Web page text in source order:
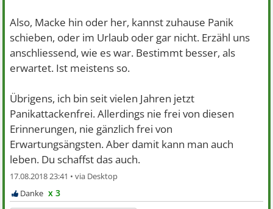
Also, Macke hin oder her, kannst zuhause Panik
schieben, oder im Urlaub oder gar nicht. Erzähl uns
anschliessend, wie es war. Bestimmt besser, als
erwartet. Ist meistens so.
Übrigens, ich bin seit vielen Jahren jetzt
Panikattackenfrei. Allerdings nie frei von diesen
Erinnerungen, nie gänzlich frei von
Erwartungsängsten. Aber damit kann man auch
leben. Du schaffst das auch.
17.08.2018 23:41 •
x 3